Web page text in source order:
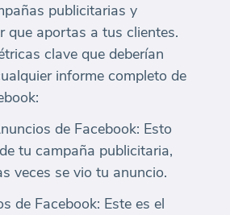
publicitarias y
que aportas a tus clientes.
clave que deberían
informe completo de
de Facebook: Esto
tu campaña publicitaria,
veces se vio tu anuncio.
de Facebook: Este es el